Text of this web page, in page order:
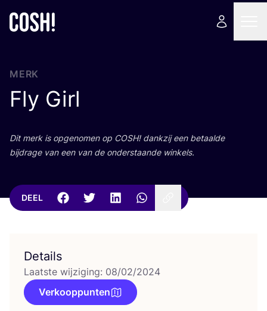
MERK
Fly Girl
Dit merk is opge­no­men op COSH! dank­zij een betaal­de
bij­dra­ge van een van de onder­staan­de winkels.
DEEL
Details
Laatste wijziging: 08/02/2024
Verkooppunten